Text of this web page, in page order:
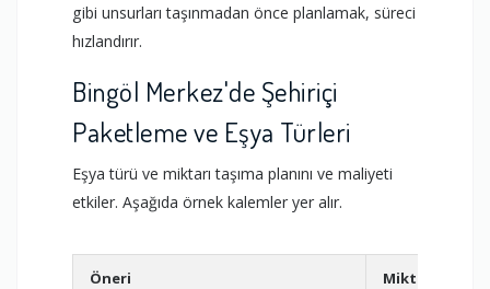
gibi unsurları taşınmadan önce planlamak, süreci
hızlandırır.
Bingöl Merkez'de Şehiriçi
Paketleme ve Eşya Türleri
Eşya türü ve miktarı taşıma planını ve maliyeti
etkiler. Aşağıda örnek kalemler yer alır.
Öneri Miktar/